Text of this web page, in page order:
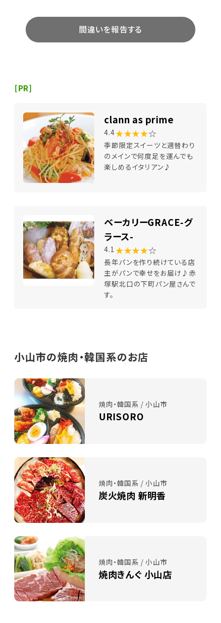
間違いを報告する
[PR]
clann as prime
4.4★★★★☆
季節限定スイーツと週替わり
のメインで何度足を運んでも
楽しめるイタリアン♪
ベーカリーGRACE-グ
ラース-
4.1 ★★★★☆
長年パンを作り続けている店
主がパンで幸せをお届け♪赤
塚駅北口の下町パン屋さんで
す。
小山市の焼肉・韓国系のお店
焼肉・韓国系 / 小山市
URISORO
焼肉・韓国系 / 小山市
炭火焼肉 新明香
焼肉・韓国系 / 小山市
焼肉きんぐ 小山店